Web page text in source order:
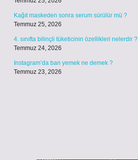
Kağıt maskeden sonra serum sürülür mü ?
Temmuz 25, 2026
4. sınıfta bilinçli tüketicinin özellikleri nelerdir ?
Temmuz 24, 2026
Instagram’da ban yemek ne demek ?
Temmuz 23, 2026